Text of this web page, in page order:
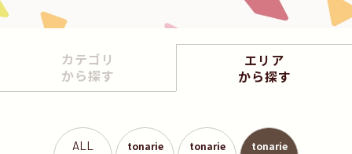
カテゴリ
から探す
エリア
から探す
ALL tonarie tonarie tonarie